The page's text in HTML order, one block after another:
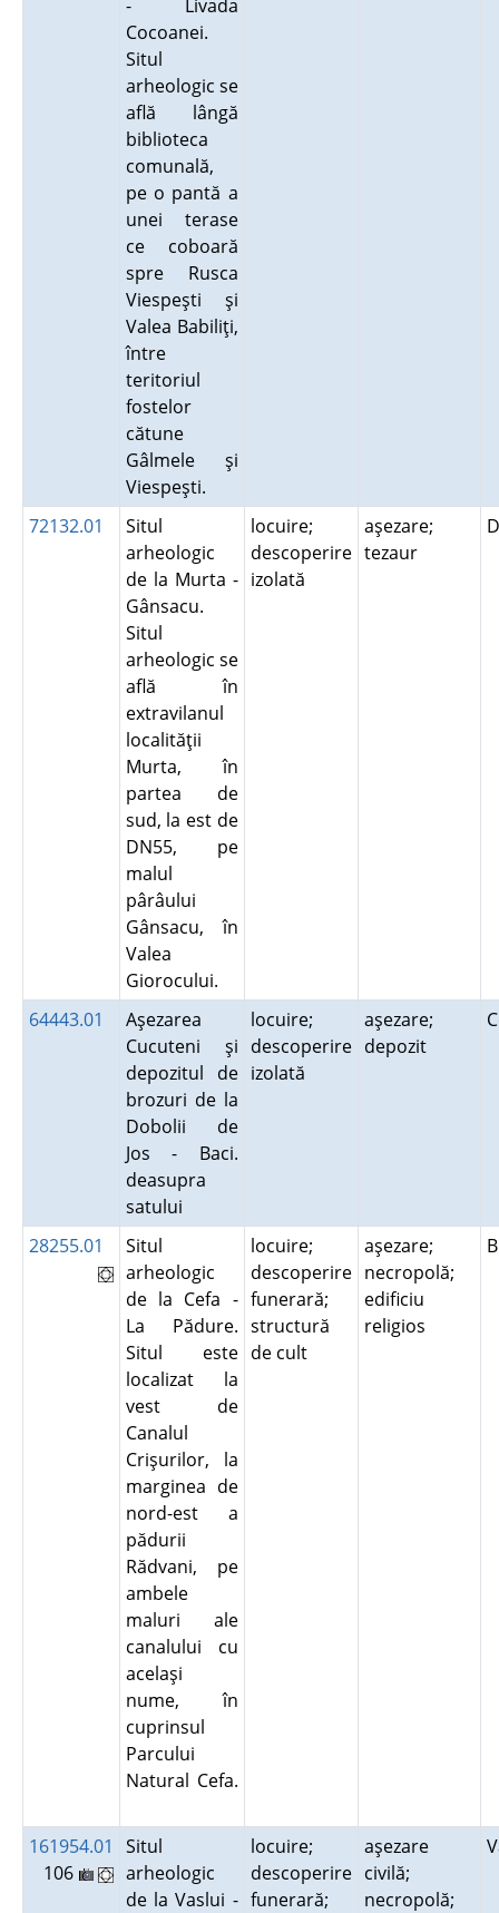
- Livada
Cocoanei.
Situl
arheologic se
află lângă
biblioteca
comunală,
pe o pantă a
unei terase
ce coboară
spre Rusca
Viespeşti şi
Valea Babiliţi,
între
teritoriul
fostelor
cătune
Gâlmele şi
Viespeşti.
72132.01
Situl
arheologic
de la Murta -
Gânsacu.
Situl
arheologic se
află în
extravilanul
localităţii
Murta, în
partea de
sud, la est de
DN55, pe
malul
pârâului
Gânsacu, în
Valea
Giorocului.
locuire;
descoperire
izolată
aşezare;
tezaur
64443.01
Aşezarea
Cucuteni şi
depozitul de
brozuri de la
Dobolii de
Jos - Baci.
deasupra
satului
locuire;
descoperire
izolată
aşezare;
depozit
28255.01
Situl
arheologic
de la Cefa -
La Pădure.
Situl este
localizat la
vest de
Canalul
Crişurilor, la
marginea de
nord-est a
pădurii
Rădvani, pe
ambele
maluri ale
canalului cu
acelaşi
nume, în
cuprinsul
Parcului
Natural Cefa.
locuire;
descoperire
funerară;
structură
de cult
aşezare;
necropolă;
edificiu
religios
161954.01
106
Situl
arheologic
de la Vaslui -
locuire;
descoperire
funerară;
aşezare
civilă;
necropolă;